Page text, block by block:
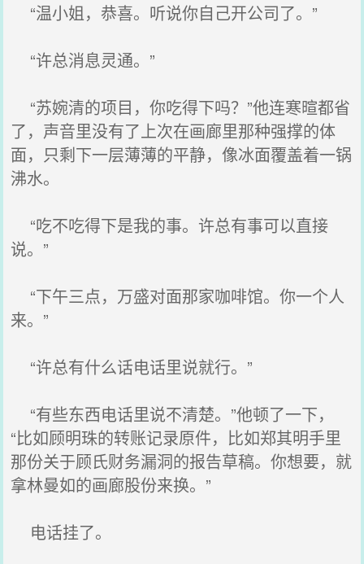
“温小姐，恭喜。听说你自己开公司了。”
“许总消息灵通。”
“苏婉清的项目，你吃得下吗？”他连寒暄都省
了，声音里没有了上次在画廊里那种强撑的体
面，只剩下一层薄薄的平静，像冰面覆盖着一锅
沸水。
“吃不吃得下是我的事。许总有事可以直接
说。”
“下午三点，万盛对面那家咖啡馆。你一个人
来。”
“许总有什么话电话里说就行。”
“有些东西电话里说不清楚。”他顿了一下，
“比如顾明珠的转账记录原件，比如郑其明手里
那份关于顾氏财务漏洞的报告草稿。你想要，就
拿林曼如的画廊股份来换。”
电话挂了。